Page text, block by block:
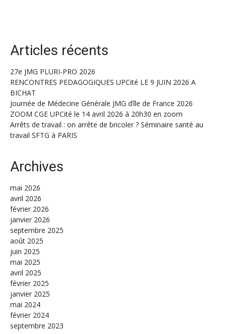
Articles récents
27e JMG PLURI-PRO 2026
RENCONTRES PEDAGOGIQUES UPCité LE 9 JUIN 2026 A
BICHAT
Journée de Médecine Générale JMG d’île de France 2026
ZOOM CGE UPCité le 14 avril 2026 à 20h30 en zoom
Arrêts de travail : on arrête de bricoler ? Séminaire santé au
travail SFTG à PARIS
Archives
mai 2026
avril 2026
février 2026
janvier 2026
septembre 2025
août 2025
juin 2025
mai 2025
avril 2025
février 2025
janvier 2025
mai 2024
février 2024
septembre 2023